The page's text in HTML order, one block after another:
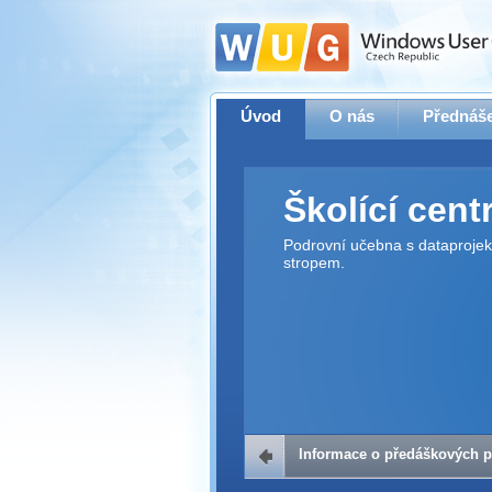
Úvod O nás
Školící
Podrovní učebna s
stropem.
Informace o předáškových